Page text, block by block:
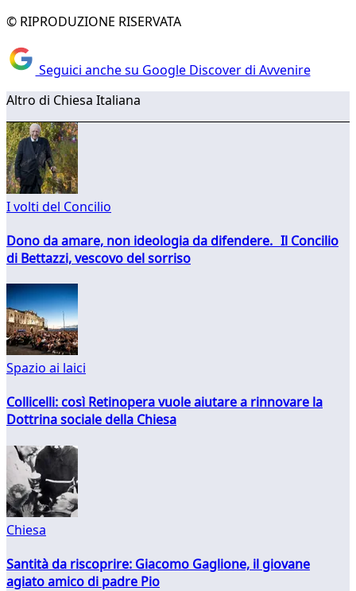
© RIPRODUZIONE RISERVATA
Seguici anche su Google Discover di Avvenire
Altro di Chiesa Italiana
I volti del Concilio
Dono da amare, non ideologia da difendere. Il Concilio
di Bettazzi, vescovo del sorriso
Spazio ai laici
Collicelli: così Retinopera vuole aiutare a rinnovare la
Dottrina sociale della Chiesa
Chiesa
Santità da riscoprire: Giacomo Gaglione, il giovane
agiato amico di padre Pio